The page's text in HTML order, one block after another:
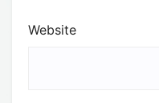
Website